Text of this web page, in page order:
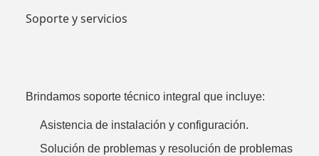
Soporte y servicios
Brindamos soporte técnico integral que incluye:
Asistencia de instalación y configuración.
Solución de problemas y resolución de problemas